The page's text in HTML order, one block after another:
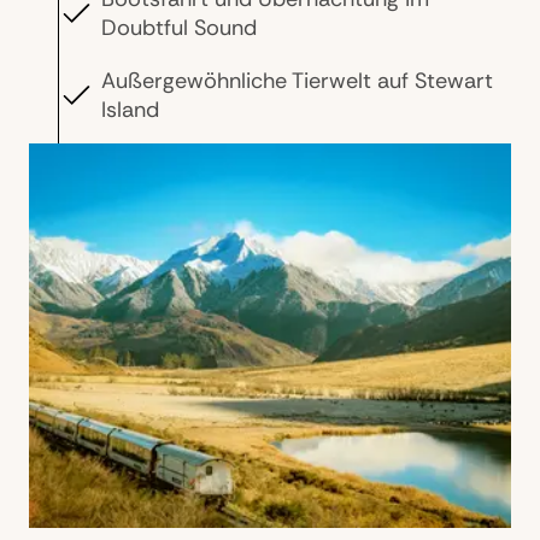
Doubtful Sound
Außergewöhnliche Tierwelt auf Stewart
Island